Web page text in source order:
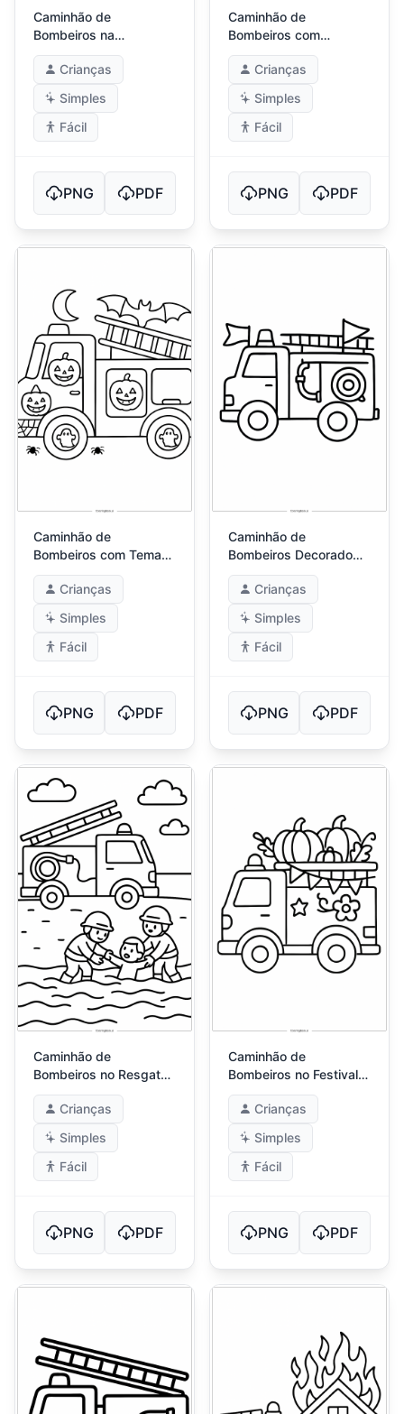
Caminhão de
Bombeiros na
Paisagem da Fazenda
Crianças
Simples
Fácil
PNG PDF
Caminhão de
Bombeiros com
Padrões de Balões
Crianças
Simples
Fácil
PNG PDF
Caminhão de
Bombeiros com Tema
de Halloween
Crianças
Simples
Fácil
PNG PDF
Caminhão de
Bombeiros Decorado
com Banderolas
Crianças
Simples
Fácil
PNG PDF
Caminhão de
Bombeiros no Resgate
na Praia
Crianças
Simples
Fácil
PNG PDF
Caminhão de
Bombeiros no Festival
da Abóbora
Crianças
Simples
Fácil
PNG PDF